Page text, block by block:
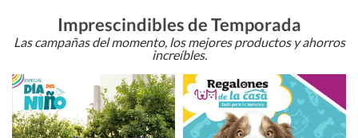
Imprescindibles de Temporada
Las campañas del momento, los mejores productos y ahorros
increíbles.